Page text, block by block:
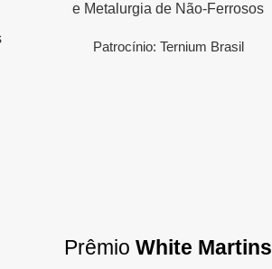
e Metalurgia de Não-Ferrosos
Patrocínio: Ternium Brasil
Prêmio White Martins